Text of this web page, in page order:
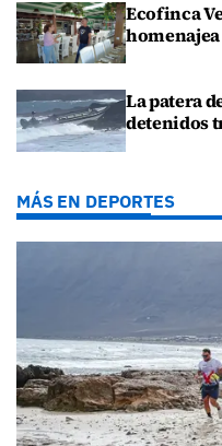
Ecofinca
La patera
detenidos
MÁS EN DEPORTES